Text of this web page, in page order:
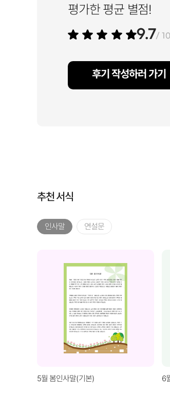
평가한 평균 별점!
9.7/
후기 작성하러 가기
추천 서식
인사말 연설문
5월 봄인사말(기본) 6